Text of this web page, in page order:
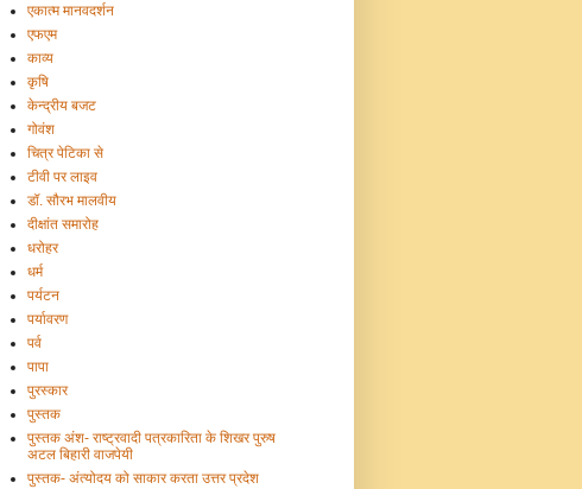
एकात्म मानवदर्शन
एफएम
काव्य
कृषि
केन्द्रीय बजट
गोवंश
चित्र पेटिका से
टीवी पर लाइव
डॉ. सौरभ मालवीय
दीक्षांत समारोह
धरोहर
धर्म
पर्यटन
पर्यावरण
पर्व
पापा
पुरस्कार
पुस्तक
पुस्तक अंश- राष्ट्रवादी पत्रकारिता के शिखर पुरुष
अटल बिहारी वाजपेयी
पुस्तक- अंत्योदय को साकार करता उत्तर प्रदेश